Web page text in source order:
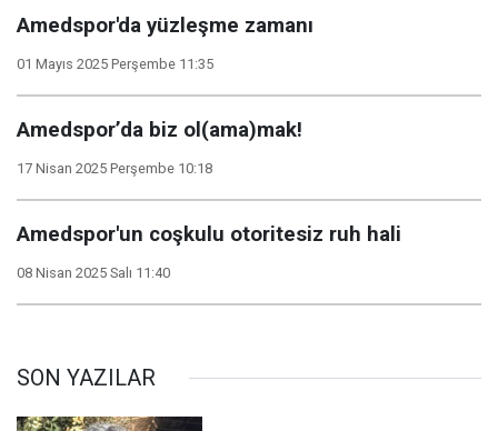
Amedspor'da yüzleşme zamanı
01 Mayıs 2025 Perşembe 11:35
Amedspor’da biz ol(ama)mak!
17 Nisan 2025 Perşembe 10:18
Amedspor'un coşkulu otoritesiz ruh hali
08 Nisan 2025 Salı 11:40
SON YAZILAR